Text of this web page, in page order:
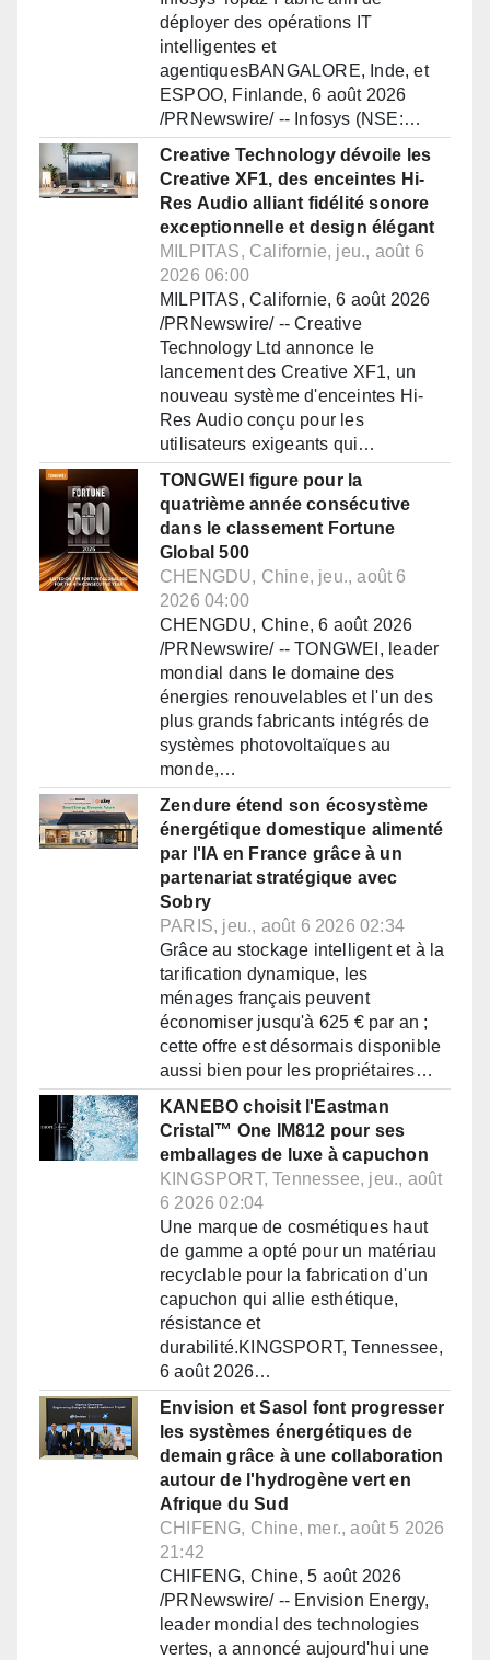
déployer des opérations IT
intelligentes et
agentiquesBANGALORE, Inde, et
ESPOO, Finlande, 6 août 2026
/PRNewswire/ -- Infosys (NSE:…
Creative Technology dévoile les
Creative XF1, des enceintes Hi-
Res Audio alliant fidélité sonore
exceptionnelle et design élégant
MILPITAS, Californie, jeu., août 6
2026 06:00
MILPITAS, Californie, 6 août 2026
/PRNewswire/ -- Creative
Technology Ltd annonce le
lancement des Creative XF1, un
nouveau système d'enceintes Hi-
Res Audio conçu pour les
utilisateurs exigeants qui…
TONGWEI figure pour la
quatrième année consécutive
dans le classement Fortune
Global 500
CHENGDU, Chine, jeu., août 6
2026 04:00
CHENGDU, Chine, 6 août 2026
/PRNewswire/ -- TONGWEI, leader
mondial dans le domaine des
énergies renouvelables et l'un des
plus grands fabricants intégrés de
systèmes photovoltaïques au
monde,…
Zendure étend son écosystème
énergétique domestique alimenté
par l'IA en France grâce à un
partenariat stratégique avec
Sobry
PARIS, jeu., août 6 2026 02:34
Grâce au stockage intelligent et à la
tarification dynamique, les
ménages français peuvent
économiser jusqu'à 625 € par an ;
cette offre est désormais disponible
aussi bien pour les propriétaires…
KANEBO choisit l'Eastman
Cristal™ One IM812 pour ses
emballages de luxe à capuchon
KINGSPORT, Tennessee, jeu., août
6 2026 02:04
Une marque de cosmétiques haut
de gamme a opté pour un matériau
recyclable pour la fabrication d'un
capuchon qui allie esthétique,
résistance et
durabilité.KINGSPORT, Tennessee,
6 août 2026…
Envision et Sasol font progresser
les systèmes énergétiques de
demain grâce à une collaboration
autour de l'hydrogène vert en
Afrique du Sud
CHIFENG, Chine, mer., août 5 2026
21:42
CHIFENG, Chine, 5 août 2026
/PRNewswire/ -- Envision Energy,
leader mondial des technologies
vertes, a annoncé aujourd'hui une